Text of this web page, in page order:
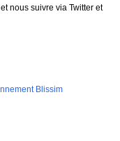
nous suivre via Twitter et
Blissim